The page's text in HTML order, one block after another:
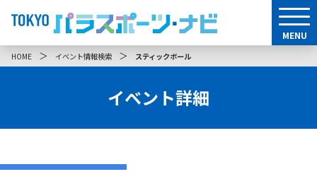
MENU
HOME ＞ イベント情報検索 ＞ スティックボール
イベント詳細